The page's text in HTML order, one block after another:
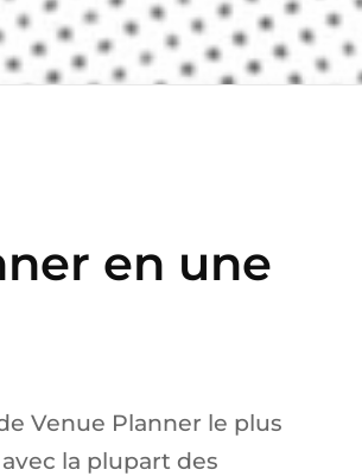
en une
Venue Planner le plus
la plupart des